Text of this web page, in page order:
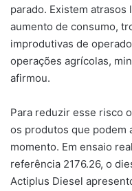
parado. Existem
aumento de consumo,
improdutivas de
operações agrícolas,
afirmou.
Para reduzir esse risco
os produtos que podem
momento. Em ensaio
referência 2176.26, o
Actiplus Diesel